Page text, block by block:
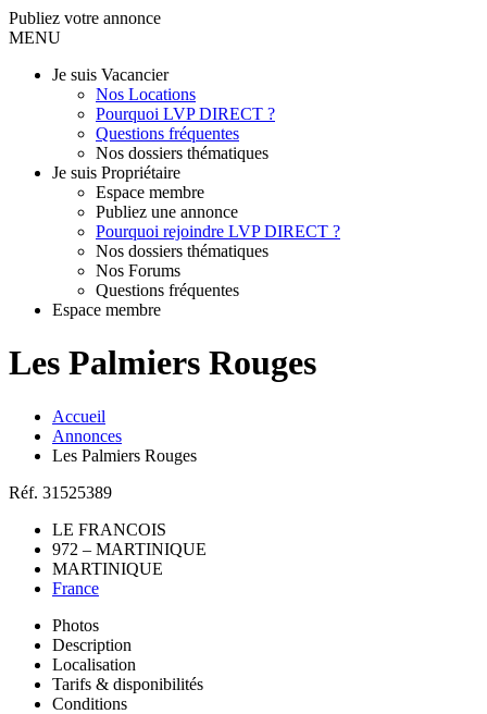
Publiez votre annonce
MENU
Je suis Vacancier
Nos Locations
Pourquoi LVP DIRECT ?
Questions fréquentes
Nos dossiers thématiques
Je suis Propriétaire
Espace membre
Publiez une annonce
Pourquoi rejoindre LVP DIRECT ?
Nos dossiers thématiques
Nos Forums
Questions fréquentes
Espace membre
Les Palmiers Rouges
Accueil
Annonces
Les Palmiers Rouges
Réf. 31525389
LE FRANCOIS
972 – MARTINIQUE
MARTINIQUE
France
Photos
Description
Localisation
Tarifs & disponibilités
Conditions